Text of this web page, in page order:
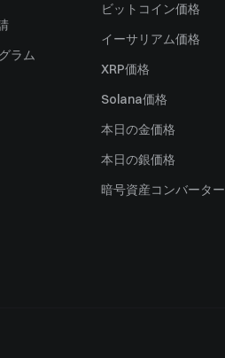
ラム
ビットコイン価格
イーサリアム価格
XRP価格
Solana価格
本日の金価格
本日の銀価格
暗号資産コンバーター